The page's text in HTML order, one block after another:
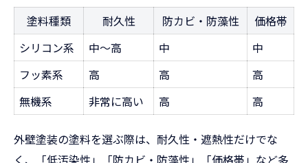
塗料種類 耐久性 防カビ・防藻性
価格帯
シリコン系
中～高 中
中
フッ素系
高 高
高
無機系
非常に高い 高 高
外壁塗装の塗料を選ぶ際は、耐久性・遮熱性だけでな
く、「低汚染性」「防カビ・防藻性」「価格帯」など多